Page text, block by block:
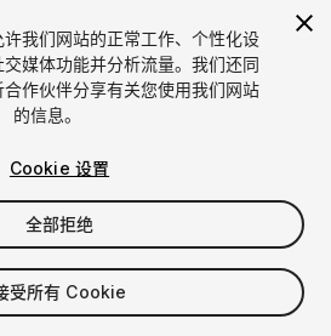
1/7
我们网站的正常工作、个性化设
媒体功能并分析流量。我们还同
作伙伴分享有关您使用我们网站
的信息。
Cookie 设置
全部拒绝
受所有 Cookie